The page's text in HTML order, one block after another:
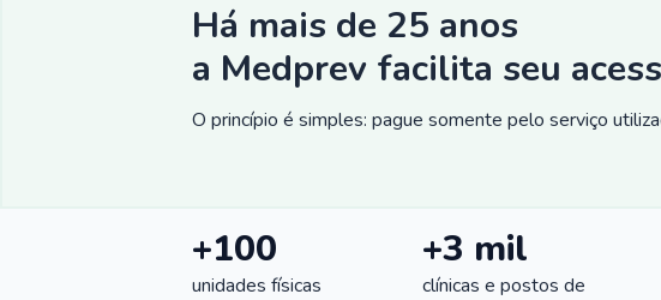
Há mais de 25 anos
a Medprev facilita seu
O princípio é simples: pague somente pelo serviço
+100
unidades físicas
+3 mil
clínicas e postos de